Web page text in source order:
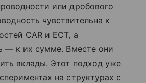
или дробового
чувствительна к
CAR и ECT, а
— к их сумме. Вместе они
вклады. Этот подход уже
на структурах с